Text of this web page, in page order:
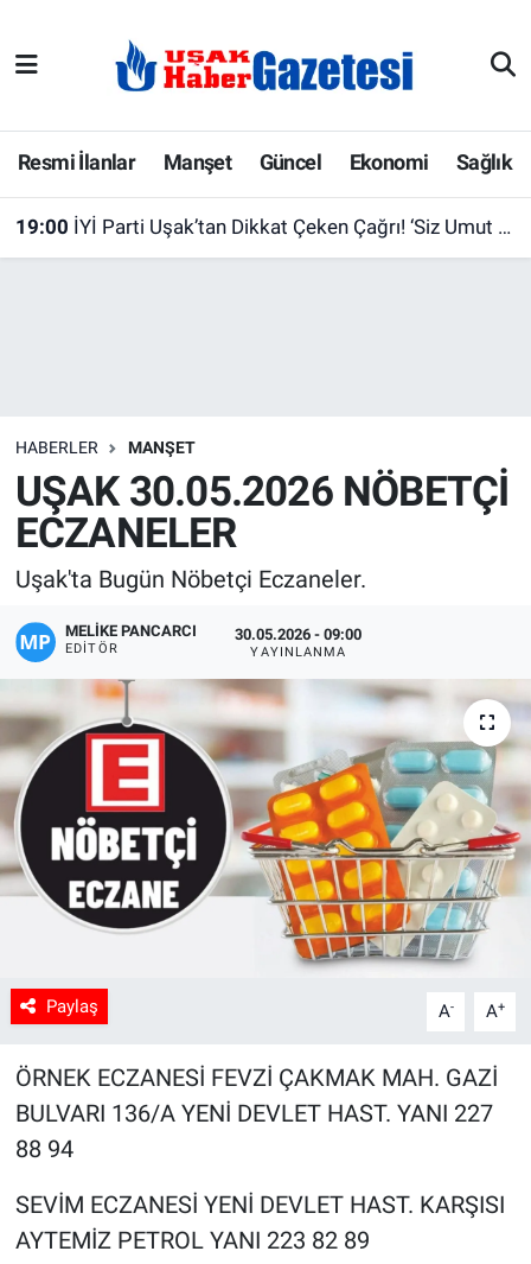
Resmi İlanlar Manşet Güncel Ekonomi Sağlık
19:00 İYİ Parti Uşak’tan Dikkat Çeken Çağrı! ‘Siz Umut Hakkı İsteyenlerle, Biz Aziz Türk Milleti ile Kol Kola”
HABERLER MANŞET
UŞAK 30.05.2026 NÖBETÇİ
ECZANELER
Uşak'ta Bugün Nöbetçi Eczaneler.
MELIKE PANCARCI
EDITÖR
30.05.2026 - 09:00
YAYINLANMA
Paylaş A- A+
ÖRNEK ECZANESİ FEVZİ ÇAKMAK MAH. GAZİ
BULVARI 136/A YENİ DEVLET HAST. YANI 227
88 94
SEVİM ECZANESİ YENİ DEVLET HAST. KARŞISI
AYTEMİZ PETROL YANI 223 82 89
E-Gazete
Ekonomi
Gazete İlanları
Köşe Yazarları
Kültür Sanat
Manşet
Resmi İlanlar
Sağlık
Son Dakika
Spor
Uşak Haberleri
Uşak Hava Durumu
Uşak Trafik Yoğunluk Haritası
Süper Lig Puan Durumu ve Fikstür